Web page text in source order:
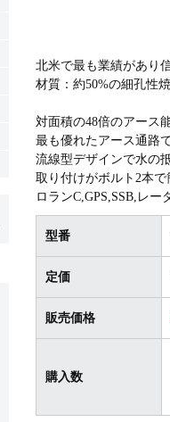
北米で最も業績があり
材質：約50%の細孔性
対面積の48倍のアース
最も優れたアース通路
流線型デザインで水の
取り付けがボルト2本で
ロランC,GPS,SSB,レ
型番
定価
販売価格
購入数